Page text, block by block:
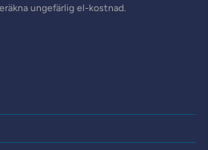
ungefärlig el-kostnad.